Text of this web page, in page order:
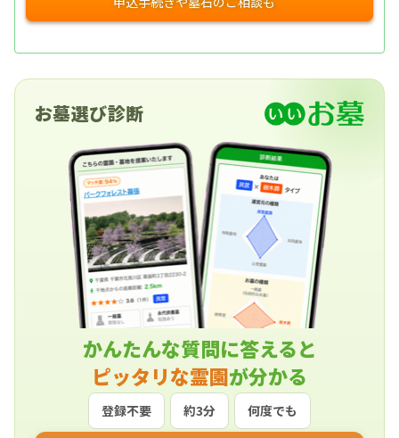
お墓選び診断
かんたんな質問に答えると
ピッタリな霊園が分かる
登録不要 約3分 何度でも